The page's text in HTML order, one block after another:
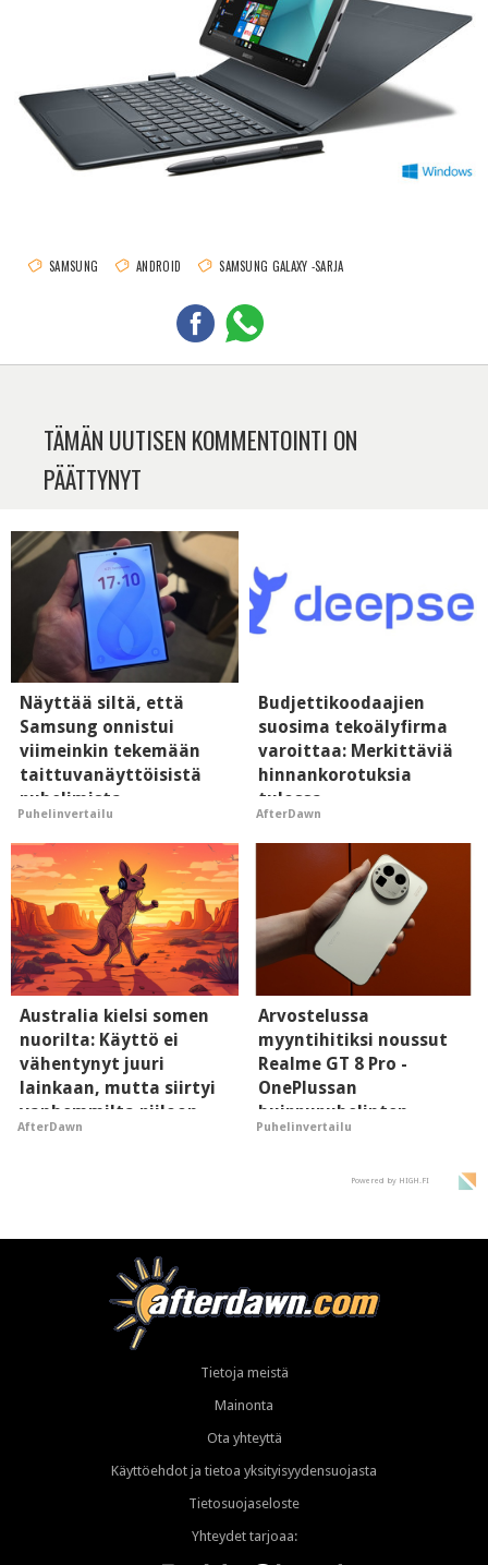
SAMSUNG ANDROID SAMSUNG GALAXY -SARJA
TÄMÄN UUTISEN KOMMENTOINTI ON
PÄÄTTYNYT
Näyttää siltä, että
Samsung onnistui
viimeinkin tekemään
taittuvanäyttöisistä
puhelimista
supersuosittuja
Puhelinvertailu
Budjettikoodaajien
suosima tekoälyfirma
varoittaa: Merkittäviä
hinnankorotuksia
tulossa
AfterDawn
Australia kielsi somen
nuorilta: Käyttö ei
vähentynyt juuri
lainkaan, mutta siirtyi
vanhemmilta piiloon
AfterDawn
Arvostelussa
myyntihitiksi noussut
Realme GT 8 Pro -
OnePlussan
huippupuhelinten
"perillinen"
Puhelinvertailu
Powered by HIGH.FI
Tietoja meistä
Mainonta
Ota yhteyttä
Käyttöehdot ja tietoa yksityisyydensuojasta
Tietosuojaseloste
Yhteydet tarjoaa: